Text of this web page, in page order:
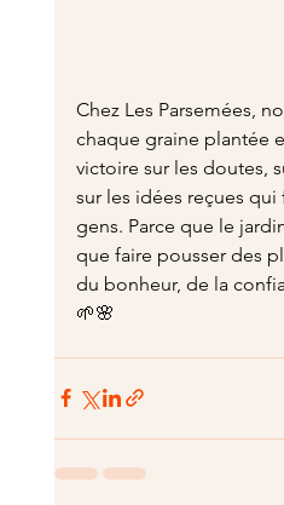
Chez Les Parsemées,
chaque graine plantée
victoire sur les doutes,
sur les idées reçues
gens. Parce que le
que faire pousser des
du bonheur, de la
🌱🌸